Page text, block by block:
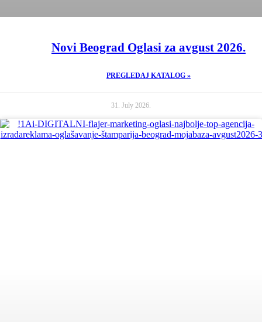
Novi Beograd Oglasi za avgust 2026.
PREGLEDAJ KATALOG »
31. July 2026.